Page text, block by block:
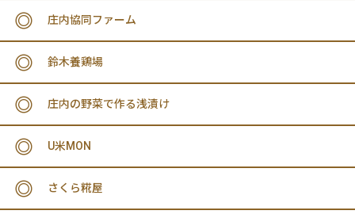
庄内協同ファーム
鈴木養鶏場
庄内の野菜で作る浅漬け
U米MON
さくら糀屋